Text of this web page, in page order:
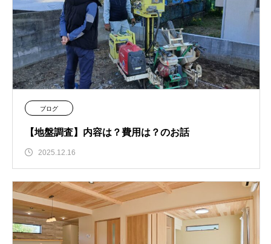
ブログ
【地盤調査】内容は？費用は？のお話
2025.12.16